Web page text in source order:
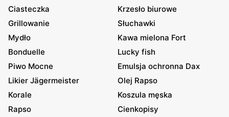
Ciasteczka
Krzesło biurowe
Grillowanie
Słuchawki
Mydło
Kawa mielona Fort
Bonduelle
Lucky fish
Piwo Mocne
Emulsja ochronna Dax
Likier Jägermeister
Olej Rapso
Korale
Koszula męska
Rapso
Cienkopisy